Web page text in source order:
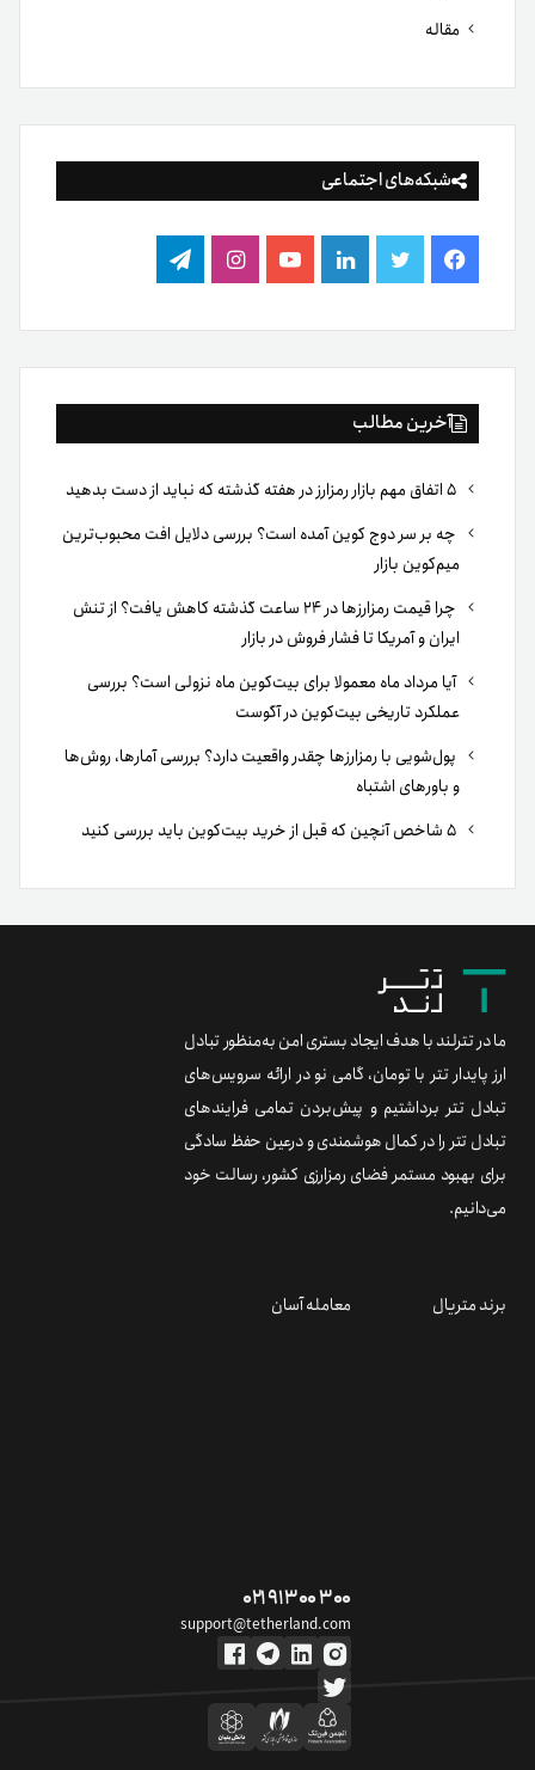
مقاله
شبکه‌های اجتماعی
فیس
بوک
توییتر لینکدینیوتیوباینستاگرام
تلگرام
آخرین مطالب
چه بر سر دوج کوین آمده است؟ بررسی دلایل افت محبوب‌ترین
میم‌کوین بازار
چرا قیمت رمزارزها در ۲۴ ساعت گذشته کاهش یافت؟ از تنش
ایران و آمریکا تا فشار فروش در بازار
آیا مرداد ماه معمولا برای بیت‌کوین ماه نزولی است؟ بررسی
عملکرد تاریخی بیت‌کوین در آگوست
پول‌شویی با رمزارزها چقدر واقعیت دارد؟ بررسی آمارها، روش‌ها
و باورهای اشتباه
ما در تترلند با هدف ایجاد بستری امن به‌منظور تبادل
ارز پایدار تتر با تومان، گامی نو در ارائه سرویس‌های
تبادل تتر برداشتیم و پیش‌بردن تمامی فرایندهای
تبادل تتر را در کمال هوشمندی و درعین حفظ سادگی
برای بهبود مستمر فضای رمزارزی کشور، رسالت خود
می‌دانیم.
برند متریال معامله آسان
۰۲۱ ۹۱ ۳۰۰ ۳۰۰
support@tetherland.com